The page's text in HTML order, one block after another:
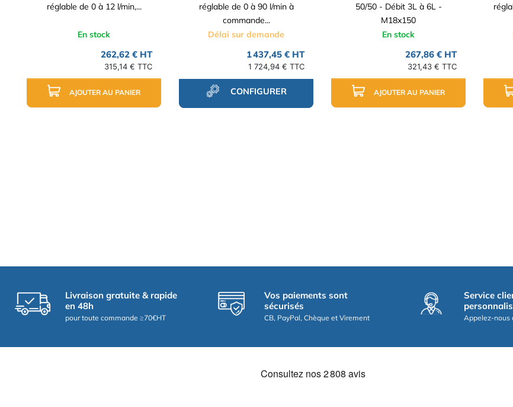
réglable de 0 à 12 l/min,...
En stock
262,62 € HT
315,14 € TTC
AJOUTER AU PANIER
réglable de 0 à 90 l/min à
commande...
Délai sur demande
1 437,45 € HT
1 724,94 € TTC
CONFIGURER
50/50 - Débit 3L à 6L -
M18x150
En stock
267,86 € HT
321,43 € TTC
AJOUTER AU PANIER
Livraison gratuite & rapide
en 48h
pour toute commande ≥70€HT
Vos paiements sont
sécurisés
CB, PayPal, Chèque et Virement
Service
Appelez-nous